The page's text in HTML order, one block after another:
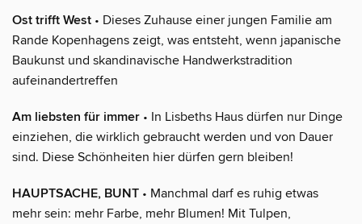
Ost trifft West • Dieses Zuhause einer jungen Familie am
Rande Kopenhagens zeigt, was entsteht, wenn japanische
Baukunst und skandinavische Handwerkstradition
aufeinandertreffen
Am liebsten für immer • In Lisbeths Haus dürfen nur Dinge
einziehen, die wirklich gebraucht werden und von Dauer
sind. Diese Schönheiten hier dürfen gern bleiben!
HAUPTSACHE, BUNT • Manchmal darf es ruhig etwas
mehr sein: mehr Farbe, mehr Blumen! Mit Tulpen,